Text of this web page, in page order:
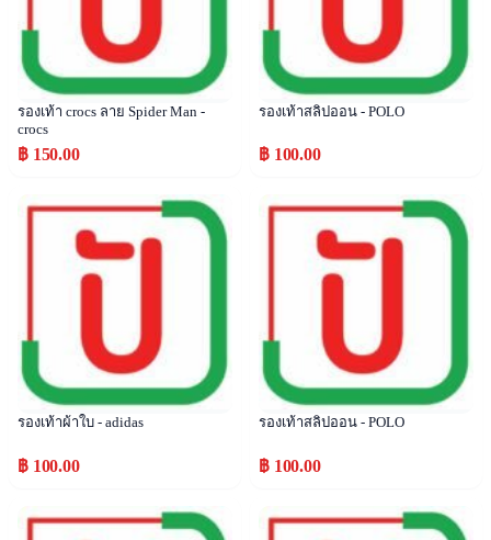
รองเท้า crocs ลาย Spider Man -
crocs
฿ 150.00
รองเท้าสลิปออน - POLO
฿ 100.00
Popular
รองเท้าผ้าใบ - adidas
฿ 100.00
Popular
รองเท้าสลิปออน - POLO
฿ 100.00
Popular Popular